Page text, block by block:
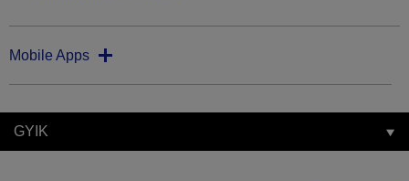
Mobile Apps
GYIK